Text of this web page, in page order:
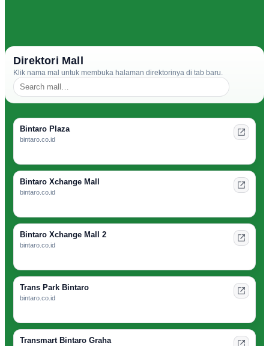
Direktori Mall
Klik nama mal untuk membuka halaman direktorinya di tab baru.
Bintaro Plaza
bintaro.co.id
Bintaro Xchange Mall
bintaro.co.id
Bintaro Xchange Mall 2
bintaro.co.id
Trans Park Bintaro
bintaro.co.id
Transmart Bintaro Graha